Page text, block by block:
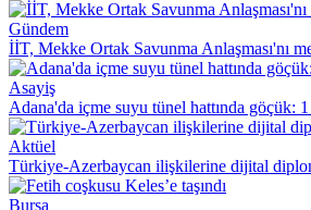
Gündem
İİT, Mekke Ortak Savunma Anlaşması'nı
Asayiş
Adana'da içme suyu tünel hattında göçük:
Aktüel
Türkiye-Azerbaycan ilişkilerine dijital
Bursa